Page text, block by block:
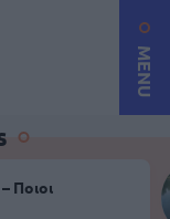
MENU
Ποιοι